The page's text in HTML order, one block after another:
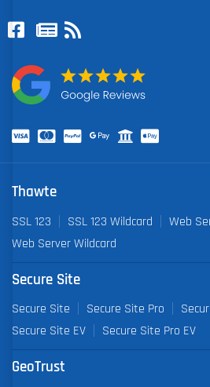
Thawte
SSL 123 SSL 123 Wildcard Web
Web Server Wildcard
Secure Site
Secure Site Secure Site Pro
Secure Site EV
Secure Site Pro EV
GeoTrust